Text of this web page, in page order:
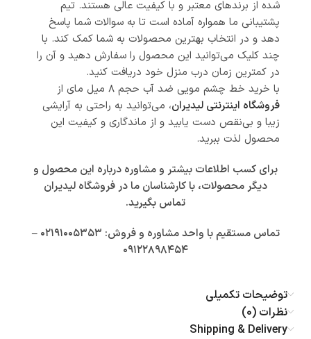
شده از برندهای معتبر و با کیفیت عالی هستند. تیم
پشتیبانی ما همواره آماده است تا به سوالات شما پاسخ
دهد و در انتخاب بهترین محصولات به شما کمک کند. با
چند کلیک می‌توانید این محصول را سفارش دهید و آن را
در کمترین زمان درب منزل خود دریافت کنید.
با خرید خط چشم مویی ضد آب حجم ۸ میل مای از
فروشگاه اینترنتی لیدیران، می‌توانید به راحتی به آرایشی
زیبا و بی‌نقص دست یابید و از ماندگاری و کیفیت این
محصول لذت ببرید.
برای کسب اطلاعات بیشتر و مشاوره درباره این محصول و
دیگر محصولات، با کارشناسان ما در فروشگاه لیدیران
تماس بگیرید.
تماس مستقیم با واحد مشاوره و فروش: ۰۲۱۹۱۰۰۵۳۵۳ –
۰۹۱۲۲۸۹۸۴۵۴
توضیحات تکمیلی
نظرات (0)
Shipping & Delivery